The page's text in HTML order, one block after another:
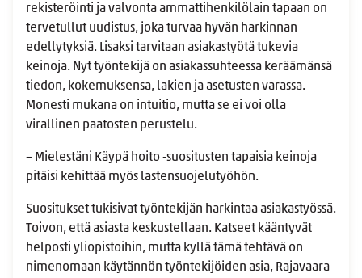
rekisteröinti ja valvonta ammattihenkilölain tapaan on
tervetullut uudistus, joka turvaa hyvän harkinnan
edellytyksiä. Lisaksi tarvitaan asiakastyötä tukevia
keinoja. Nyt työntekijä on asiakassuhteessa keräämänsä
tiedon, kokemuksensa, lakien ja asetusten varassa.
Monesti mukana on intuitio, mutta se ei voi olla
virallinen paatosten perustelu.
– Mielestäni Käypä hoito ‑suositusten tapaisia keinoja
pitäisi kehittää myös lastensuojelutyöhön.
Suositukset tukisivat työntekijän harkintaa asiakastyössä.
Toivon, että asiasta keskustellaan. Katseet kääntyvät
helposti yliopistoihin, mutta kyllä tämä tehtävä on
nimenomaan käytännön työntekijöiden asia, Rajavaara